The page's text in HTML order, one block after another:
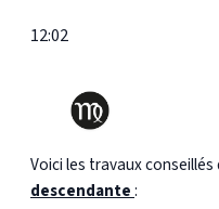
12:02
Voici les travaux
descendante: